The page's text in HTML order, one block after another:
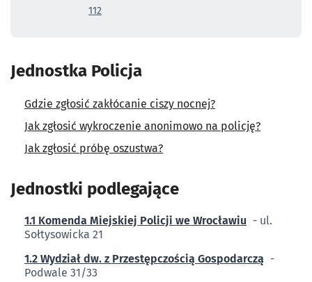
112
Jednostka Policja
Gdzie zgłosić zakłócanie ciszy nocnej?
Jak zgłosić wykroczenie anonimowo na policję?
Jak zgłosić próbę oszustwa?
Jednostki podlegające
1.1 Komenda Miejskiej Policji we Wrocławiu - ul.
Sołtysowicka 21
1.2 Wydział dw. z Przestępczością Gospodarczą -
Podwale 31/33